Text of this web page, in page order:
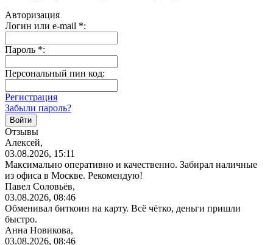
Авторизация
Логин или e-mail *:
Пароль *:
Персональный пин код:
Регистрация
Забыли пароль?
Отзывы
Алексей,
03.08.2026, 15:11
Максимально оперативно и качественно. Забирал наличные
из офиса в Москве. Рекомендую!
Павел Соловьёв,
03.08.2026, 08:46
Обменивал биткоин на карту. Всё чётко, деньги пришли
быстро.
Анна Новикова,
03.08.2026, 08:46